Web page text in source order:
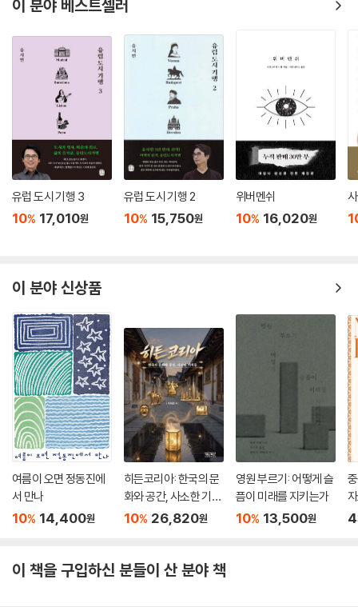
이 분야 베스트셀러
유럽 도시 기행 3
10% 17,010원
유럽 도시 기행 2
10% 15,750원
위버멘쉬
10% 16,020원
이 분야 신상품
여름이 오면 정동진에
서 만나
10% 14,400원
히든코리아: 한국의 문
화와 공간, 사소한 기적
들
10% 26,820원
영원 부르기: 어떻게 슬
픔이 미래를 지키는가
10% 13,500원
이 책을 구입하신 분들이 산 분야 책